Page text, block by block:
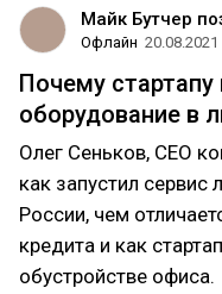
Майк Бутчер
Офлайн 20.08.2021
Почему
оборудование в
Олег Сеньков, CEO
как запустил сервис
России, чем
кредита и как
обустройстве офиса.